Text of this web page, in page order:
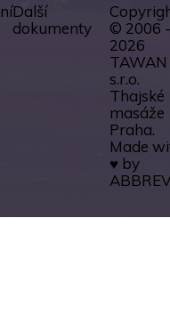
Další
dokumenty
© 2006 -
2026
TAWAN
s.r.o.
Thajské
masáže
Praha.
Made
♥ by